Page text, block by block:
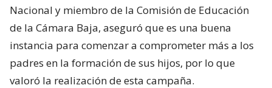
Nacional y miembro de la Comisión de Educación
de la Cámara Baja, aseguró que es una buena
instancia para comenzar a comprometer más a los
padres en la formación de sus hijos, por lo que
valoró la realización de esta campaña.